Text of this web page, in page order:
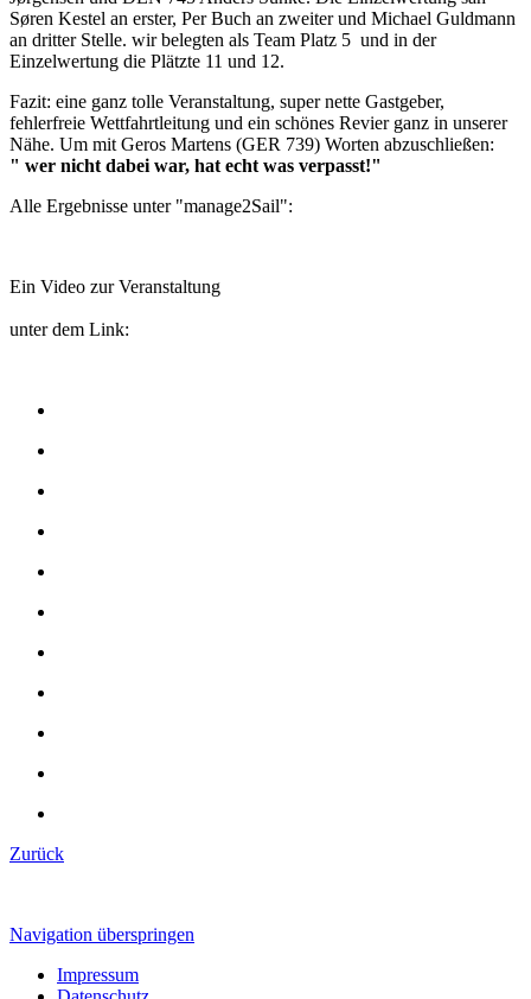
Søren Kestel an erster, Per Buch an zweiter und Michael Guldmann
an dritter Stelle. wir belegten als Team Platz 5 und in der
Einzelwertung die Plätzte 11 und 12.
Fazit: eine ganz tolle Veranstaltung, super nette Gastgeber,
fehlerfreie Wettfahrtleitung und ein schönes Revier ganz in unserer
Nähe. Um mit Geros Martens (GER 739) Worten abzuschließen:
" wer nicht dabei war, hat echt was verpasst!"
Alle Ergebnisse unter "manage2Sail":
Ein Video zur Veranstaltung
unter dem Link:
Zurück
Navigation überspringen
Impressum